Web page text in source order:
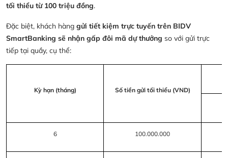
tối thiểu từ 100 triệu đồng.
Đặc biệt, khách hàng gửi tiết kiệm trực tuyến trên BIDV
SmartBanking sẽ nhận gấp đôi mã dự thưởng so với gửi trực
tiếp tại quầy, cụ thể:
Kỳ hạn (tháng) Số tiền gửi tối thiểu (VND)
6 100.000.000